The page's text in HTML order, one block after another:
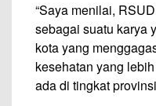
“Saya menilai,
sebagai suatu karya
kota yang
kesehatan yang
ada di tingkat